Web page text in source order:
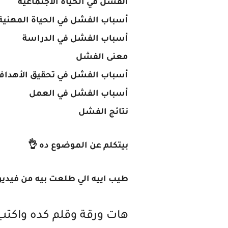
الفشل في الحياة الاجتماعية
أسباب الفشل في الحياة
أسباب الفشل في الدراسة
معنى الفشل
أسباب الفشل في تحقيق
أسباب الفشل في العمل
نتائج الفشل
بيتكلم عن الموضوع ده 👌
طيب اييه الي طلعت بيه من
هات ورقة وقلم كده